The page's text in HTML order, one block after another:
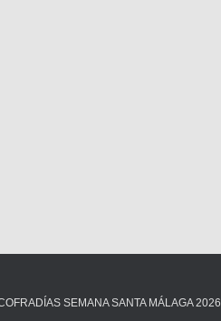
SEMANA SANTA MÁLAGA 2026